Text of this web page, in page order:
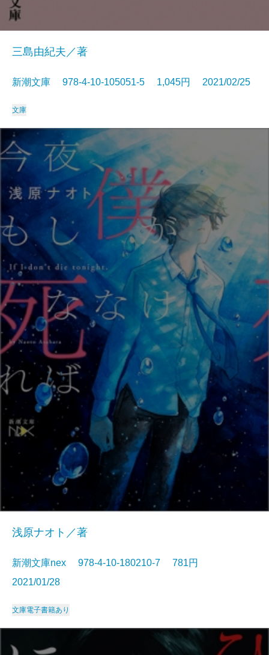
三島由紀夫／著
新潮文庫 978-4-10-105051-5 1,045円 2021/02/25
文庫
浅原ナオト／著
新潮文庫nex 978-4-10-180210-7 781円
2021/01/28
文庫電子書籍あり